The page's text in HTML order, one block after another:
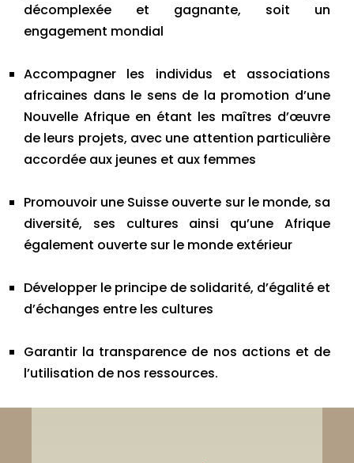
décomplexée et gagnante, soit un
engagement mondial
Accompagner les individus et associations
africaines dans le sens de la promotion d’une
Nouvelle Afrique en étant les maîtres d’œuvre
de leurs projets, avec une attention particulière
accordée aux jeunes et aux femmes
Promouvoir une Suisse ouverte sur le monde, sa
diversité, ses cultures ainsi qu’une Afrique
également ouverte sur le monde extérieur
Développer le principe de solidarité, d’égalité et
d’échanges entre les cultures
Garantir la transparence de nos actions et de
l’utilisation de nos ressources.